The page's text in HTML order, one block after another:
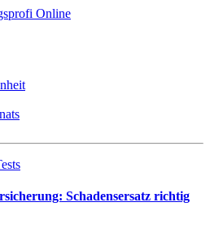
Schadensersatz richtig